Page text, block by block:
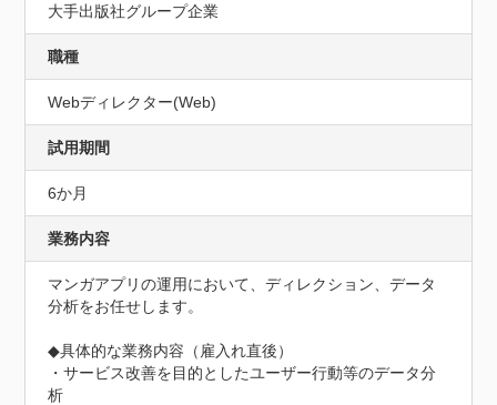
大手出版社グループ企業
職種
Webディレクター(Web)
試用期間
6か月
業務内容
マンガアプリの運用において、ディレクション、データ
分析をお任せします。
◆具体的な業務内容（雇入れ直後）
・サービス改善を目的としたユーザー行動等のデータ分
析